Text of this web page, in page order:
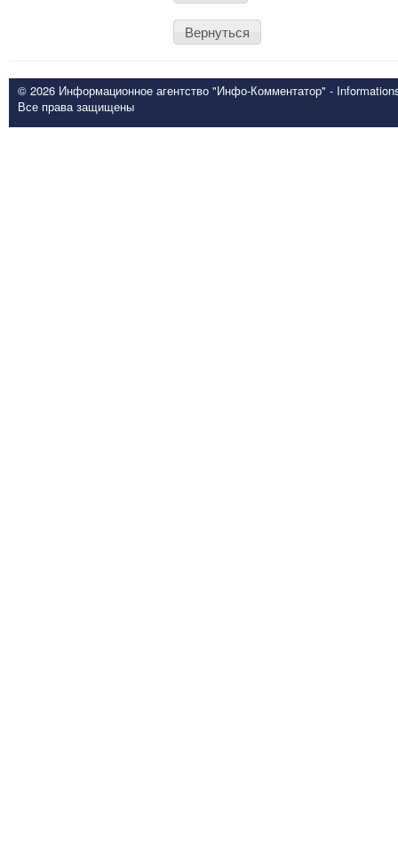
Вернуться
© 2026 Информационное агентство "Инфо-Комментатор" -
Все права защищены